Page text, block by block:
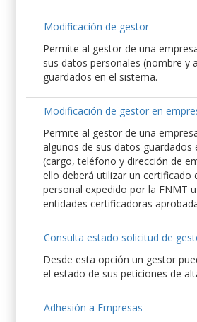
Modificación de gestor
Permite al gestor de una
sus datos personales (nombre y
guardados en el sistema.
Modificación de gestor en
Permite al gestor de una
algunos de sus datos guardados
(cargo, teléfono y dirección de
ello deberá utilizar un certificado
personal expedido por la FNMT
entidades certificadoras
Consulta estado solicitud de
Desde esta opción un gestor
el estado de sus peticiones de
Adhesión a Empresas